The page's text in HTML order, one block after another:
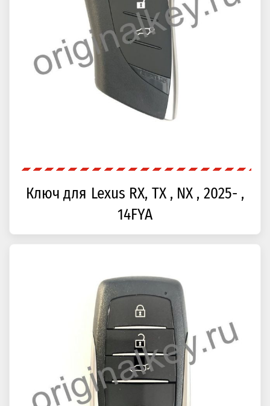
Ключ для Lexus RX, TX , NX , 2025- ,
14FYA